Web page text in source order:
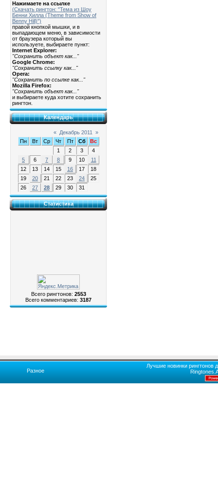
Нажимаете на ссылке
(Скачать рингтон: "Тема из Шоу
Бенни Хилла (Theme from Show of
Benny Hill)")
правой кнопкой мышки, и в
выпадающем меню, в зависимости
от браузера который вы
используете, выбираете пункт:
Internet Explorer:
"Сохранить объект как..."
Google Chrome:
"Сохранить ссылку как..."
Opera:
"Сохранить по ссылке как..."
Mozilla Firefox:
"Сохранить объект как..."
и выбираете куда хотите сохранить
рингтон.
Календарь
« Декабрь 2011
»
Пн
Вт Ср Чт Пт Сб
Вс
1
2 3
4
5
6 7 8 9 10
11
12
13 14 15 16 17
18
19
20 21 22 23 24
25
26
27 28 29 30 31
Статистика
Всего рингтонов: 2553
Всего комментариев: 3187
Разное
Лучшие новинки рингтонов